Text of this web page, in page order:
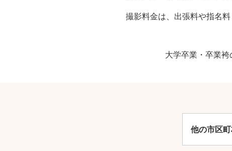
撮影料金は、出張料や指名
大学卒業・卒業
他の市区